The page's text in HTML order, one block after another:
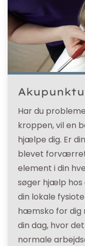
Har du
kroppen, vil en
hjælpe dig. Er
blevet
element i din
søger hjælp
din lokale
hæmsko for dig
din dag, hvor
normale